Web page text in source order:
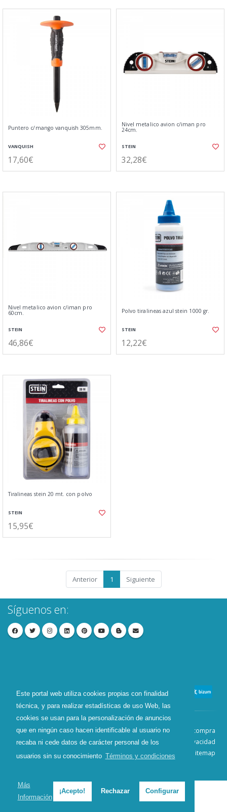
Este portal web utiliza cookies propias con finalidad
técnica, y para realizar estadísticas de uso Web, las
cookies se usan para la personalización de anuncios
que en ningún caso hacen identificable al usuario no
recaba ni cede datos de carácter personal de los
usuarios sin su conocimiento Términos y condiciones
Más
Información
¡Acepto! Rechazar Configurar
Puntero c/mango vanquish 305mm.
VANQUISH
17,60€
Nivel metalico avion c/iman pro
24cm.
STEIN
32,28€
Nivel metalico avion c/iman pro
60cm.
STEIN
46,86€
Polvo tiralineas azul stein 1000 gr.
STEIN
12,22€
Tiralineas stein 20 mt. con polvo
STEIN
15,95€
Anterior 1 Siguiente
Síguenos en:
Contacto Aviso Legal
Condiciones de compra
Política de envíos
Política de devolución
Política de Privacidad
Política de Cookies
Sitemap